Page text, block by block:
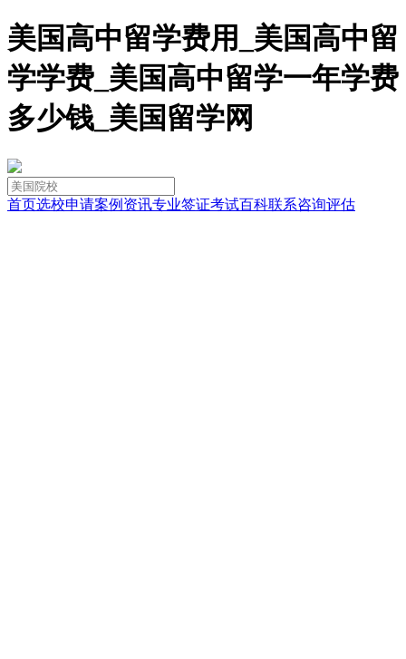
美国高中留学费用_美国高中留
学学费_美国高中留学一年学费
多少钱_美国留学网
首页选校申请案例 资讯专业签证考试百科联系咨询评估